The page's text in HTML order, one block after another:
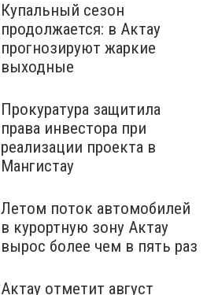
Купальный сезон
продолжается: в Актау
прогнозируют жаркие
выходные
Прокуратура защитила
права инвестора при
реализации проекта в
Мангистау
Летом поток автомобилей
в курортную зону Актау
вырос более чем в пять раз
Актау отметит август